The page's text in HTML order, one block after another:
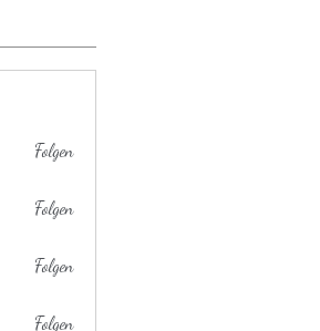
Folgen
Folgen
Folgen
Folgen